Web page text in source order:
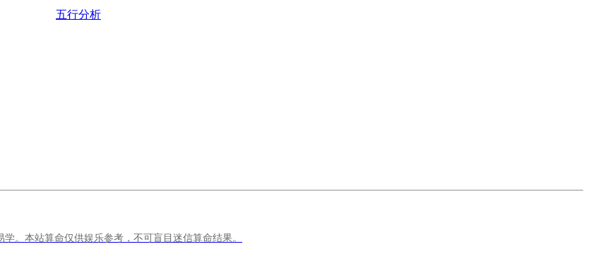
五行分析
。本站算命仅供娱乐参考，不可盲目迷信算命结果。